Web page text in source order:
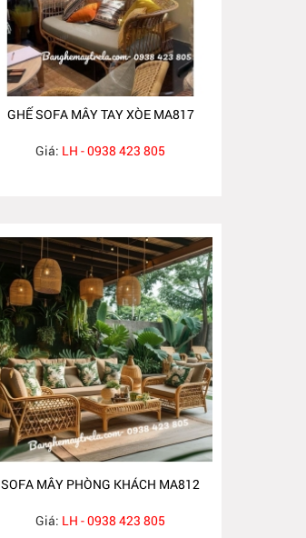
GHẾ SOFA MÂY TAY XÒE MA817
Giá: LH - 0938 423 805
SOFA MÂY PHÒNG KHÁCH MA812
Giá: LH - 0938 423 805